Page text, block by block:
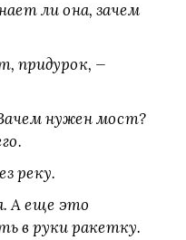
ли она, зачем
придурок, —
нужен мост?
реку.
А еще это
в руки ракетку.